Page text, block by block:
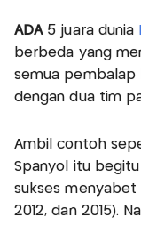
ADA 5 juara dunia
berbeda yang
semua pembalap
dengan dua tim
Ambil contoh
Spanyol itu begitu
sukses menyabet
2012, dan 2015).